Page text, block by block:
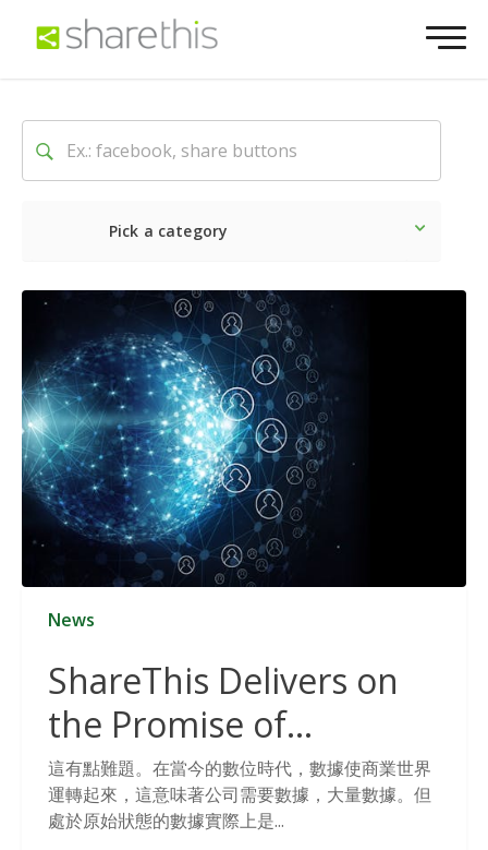
Pick a category
Latest Social
News
ShareThis Delivers on
the Promise of
Cookieless Data
Solutions
這有點難題。在當今的數位時代，數據使商業世界
運轉起來，這意味著公司需要數據，大量數據。但
處於原始狀態的數據實際上是...